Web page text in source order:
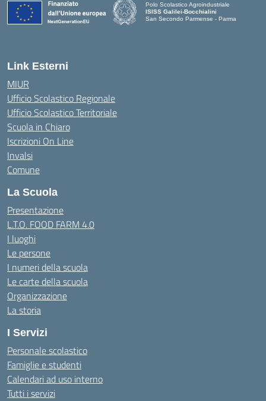
Polo Scolastico Agroindustriale
ISISS Galilei-Bocchialini
San Secondo Parmense - Parma
Link Esterni
MIUR
Ufficio Scolastico Regionale
Ufficio Scolastico Territoriale
Scuola in Chiaro
Iscrizioni On Line
Invalsi
Comune
La Scuola
Presentazione
L.T.O. FOOD FARM 4.0
I luoghi
Le persone
I numeri della scuola
Le carte della scuola
Organizzazione
La storia
I Servizi
Personale scolastico
Famiglie e studenti
Calendari ad uso interno
Tutti i servizi